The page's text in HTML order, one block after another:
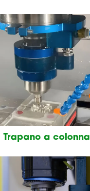
Trapano a colonna